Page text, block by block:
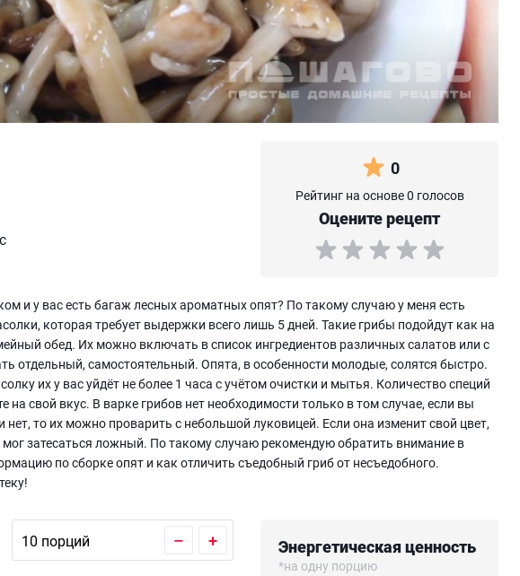
0
Рейтинг на основе 0 голосов
Оцените рецепт
и у вас есть багаж лесных ароматных опят? По такому случаю у меня есть
которая требует выдержки всего лишь 5 дней. Такие грибы подойдут как на
обед. Их можно включать в список ингредиентов различных салатов или с
отдельный, самостоятельный. Опята, в особенности молодые, солятся быстро.
их у вас уйдёт не более 1 часа с учётом очистки и мытья. Количество специй
на свой вкус. В варке грибов нет необходимости только в том случае, если вы
нет, то их можно проварить с небольшой луковицей. Если она изменит свой цвет,
затесаться ложный. По такому случаю рекомендую обратить внимание в
по сборке опят и как отличить съедобный гриб от несъедобного.
– + Энергетическая ценность
*на одну порцию